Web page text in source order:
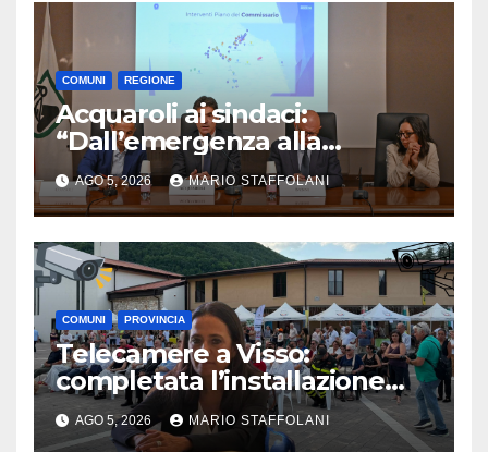
COMUNI REGIONE
Acquaroli ai sindaci:
“Dall’emergenza alla
ricostruzione, la sicurezza
prima di tutto”
AGO 5, 2026 MARIO STAFFOLANI
COMUNI PROVINCIA
Telecamere a Visso:
completata l’installazione
della nuova rete di
videosorveglianza
AGO 5, 2026 MARIO STAFFOLANI